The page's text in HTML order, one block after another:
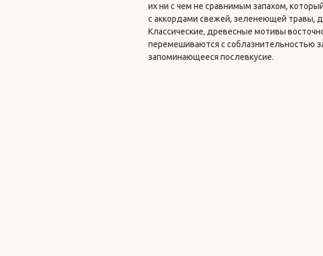
их ни с чем не сравнимым запахом,
с аккордами свежей, зеленеющей травы,
Классические, древесные мотивы
перемешиваются с соблазнительностью
запоминающееся послевкусие.